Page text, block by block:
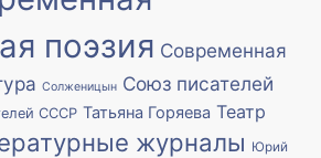
поэзия Современная
Солженицын Союз писателей
СССР Татьяна Горяева Театр
журналы Юрий